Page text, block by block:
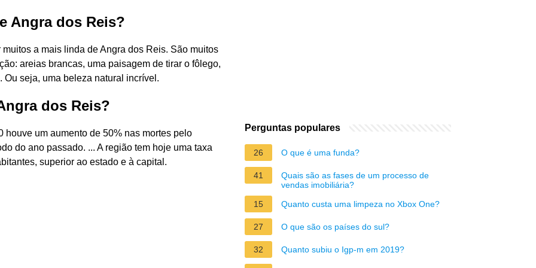
Angra dos Reis?
a mais linda de Angra dos Reis. São muitos
areias brancas, uma paisagem de tirar o fôlego,
seja, uma beleza natural incrível.
dos Reis?
um aumento de 50% nas mortes pelo
do ano passado. ... A região tem hoje uma taxa
superior ao estado e à capital.
Perguntas populares
26 O que é uma funda?
41
Quais são as fases de um processo de
vendas imobiliária?
15
Quanto custa uma limpeza no Xbox One?
27 O que são os países do sul?
32 Quanto subiu o Igp-m em 2019?